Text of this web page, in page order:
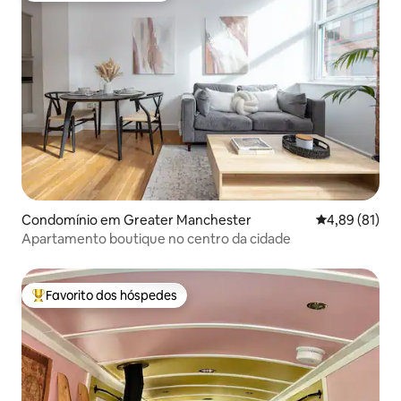
Condomínio em Greater Manchester Classificação
4,89 (81)
Apartamento boutique no centro da cidade
Favoritos dos hóspedes mais apreciados
Favorito dos hóspedes